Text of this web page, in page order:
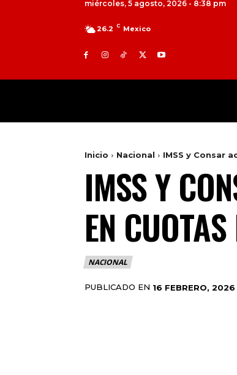
miércoles, 5 agosto, 2026 - 8:38 pm
26.2 C Mexico
104.7 FM | VALLE DE BRAVO 93.5 FM |
Inicio Nacional IMSS y Consar
IMSS Y
EN
NACIONAL
PUBLICADO EN 16 FEBRERO, 2026